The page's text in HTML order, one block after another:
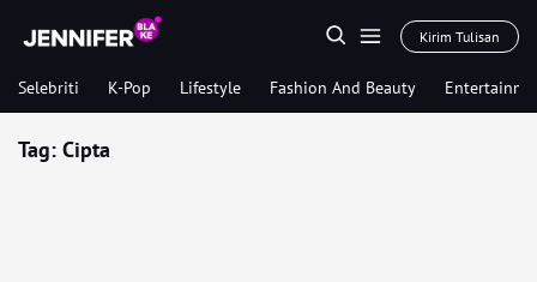
Kirim Tulisan
Selebriti K-Pop Lifestyle Fashion And Beauty
Tag: Cipta